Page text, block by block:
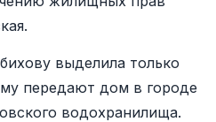
выделила только
передают дом в городе
водохранилища.